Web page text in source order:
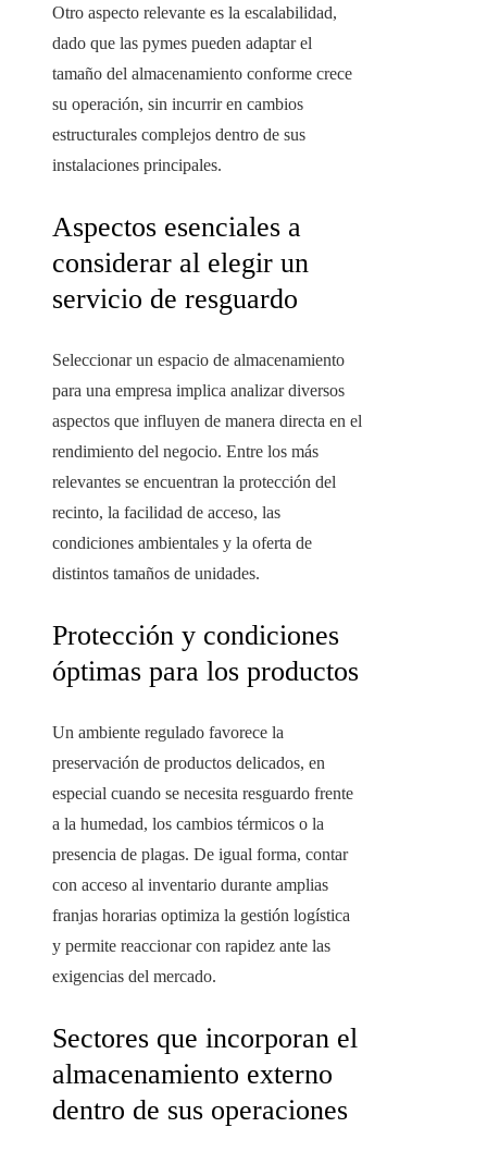
Otro aspecto relevante es la escalabilidad,
dado que las pymes pueden adaptar el
tamaño del almacenamiento conforme crece
su operación, sin incurrir en cambios
estructurales complejos dentro de sus
instalaciones principales.
Aspectos esenciales a
considerar al elegir un
servicio de resguardo
Seleccionar un espacio de almacenamiento
para una empresa implica analizar diversos
aspectos que influyen de manera directa en el
rendimiento del negocio. Entre los más
relevantes se encuentran la protección del
recinto, la facilidad de acceso, las
condiciones ambientales y la oferta de
distintos tamaños de unidades.
Protección y condiciones
óptimas para los productos
Un ambiente regulado favorece la
preservación de productos delicados, en
especial cuando se necesita resguardo frente
a la humedad, los cambios térmicos o la
presencia de plagas. De igual forma, contar
con acceso al inventario durante amplias
franjas horarias optimiza la gestión logística
y permite reaccionar con rapidez ante las
exigencias del mercado.
Sectores que incorporan el
almacenamiento externo
dentro de sus operaciones